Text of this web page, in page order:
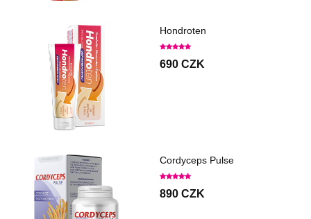
Hondroten
690 CZK
Cordyceps Pulse
890 CZK